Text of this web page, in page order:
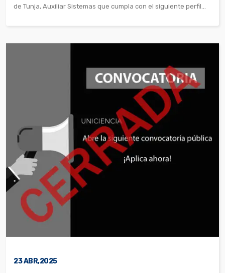
de Tunja, Auxiliar Sistemas que cumpla con el siguiente perfil...
23ABR,2025